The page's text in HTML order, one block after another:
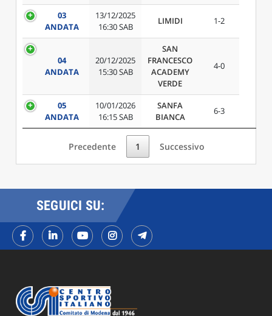
03
ANDATA
13/12/2025
16:30 SAB
LIMIDI 1-2
04
ANDATA
20/12/2025
15:30 SAB
SAN
FRANCESCO
ACADEMY
VERDE
4-0
05
ANDATA
10/01/2026
16:15 SAB
SANFA
BIANCA
6-3
Precedente 1 Successivo
SEGUICI SU: